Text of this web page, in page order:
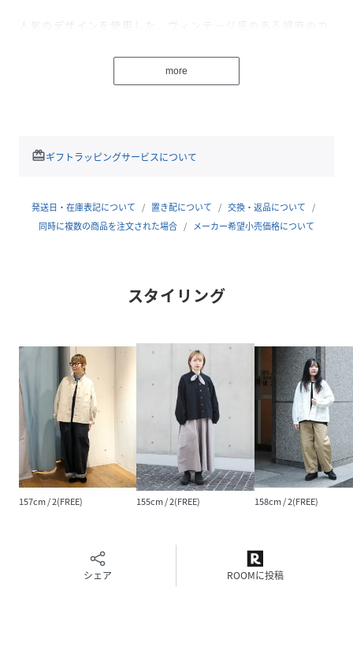
人気のデザインを使用した、ヴィンテージ感のある綿麻のカ
短めの着丈でボクシー型の少し横長のゆったりとしたシルエ
ットにすることにより、女性らしいボリュームのあるワンピ
素材は洗い込んだ様なシボ感が特徴的な綿麻のキャンバス生
……………………
透け感：なし
コットン75%,麻25%
サイズ表記は2(FREE)となります
◇着用レビュー
H155/着用サイズ2(FREE)
低身長でもバランスよく着られるシルエットと丈。春夏ジャ
ケットらしくやや薄手なので袖を折り返した着こなしも爽や
かです。
H163/着用サイズ2(FREE)
ポケットも3つあるので小物の収納にも嬉しいポイント◎
ボタンを閉めても開けても、違った雰囲気でどちらも可愛く
more
redeemギフトラッピングサービスについて
発送日・在庫表記について 置き配について
交換・返品について
同時に複数の商品を注文された場合
メーカー希望小売価格について
スタイリング
157cm / 2(FREE) 155cm / 2(FREE) 158cm / 2(FREE)
シェア ROOMに投稿